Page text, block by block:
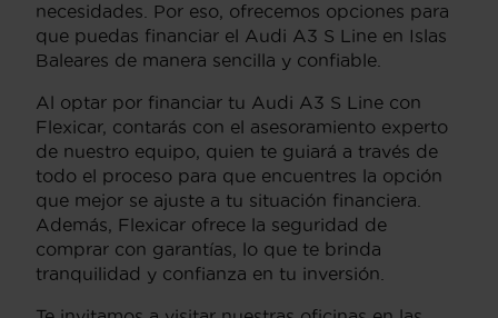
necesidades. Por eso, ofrecemos opciones para
que puedas financiar el Audi A3 S Line en Islas
Baleares de manera sencilla y confiable.
Al optar por financiar tu Audi A3 S Line con
Flexicar, contarás con el asesoramiento experto
de nuestro equipo, quien te guiará a través de
todo el proceso para que encuentres la opción
que mejor se ajuste a tu situación financiera.
Además, Flexicar ofrece la seguridad de
comprar con garantías, lo que te brinda
tranquilidad y confianza en tu inversión.